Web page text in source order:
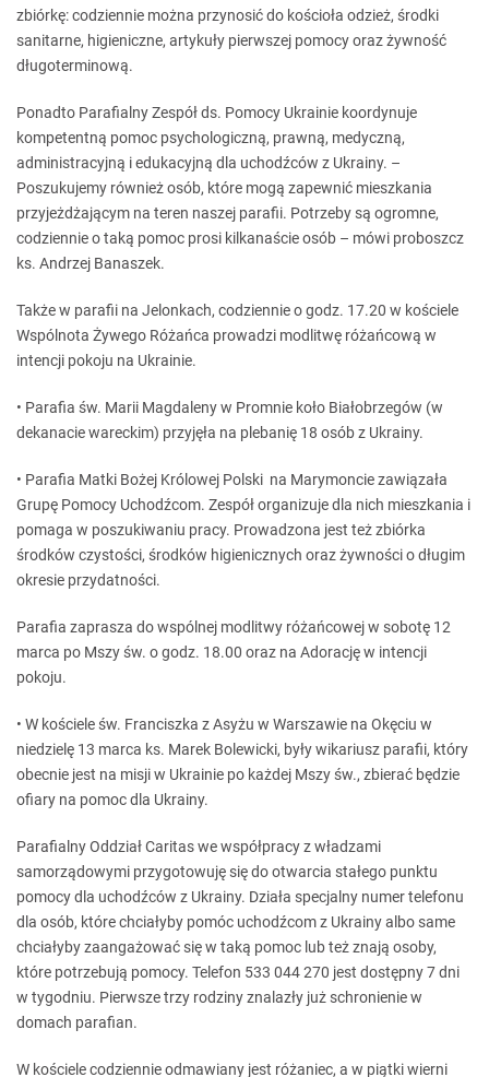
zbiórkę: codziennie można przynosić do kościoła odzież, środki
sanitarne, higieniczne, artykuły pierwszej pomocy oraz żywność
długoterminową.
Ponadto Parafialny Zespół ds. Pomocy Ukrainie koordynuje
kompetentną pomoc psychologiczną, prawną, medyczną,
administracyjną i edukacyjną dla uchodźców z Ukrainy. –
Poszukujemy również osób, które mogą zapewnić mieszkania
przyjeżdżającym na teren naszej parafii. Potrzeby są ogromne,
codziennie o taką pomoc prosi kilkanaście osób – mówi proboszcz
ks. Andrzej Banaszek.
Także w parafii na Jelonkach, codziennie o godz. 17.20 w kościele
Wspólnota Żywego Różańca prowadzi modlitwę różańcową w
intencji pokoju na Ukrainie.
• Parafia św. Marii Magdaleny w Promnie koło Białobrzegów (w
dekanacie wareckim) przyjęła na plebanię 18 osób z Ukrainy.
• Parafia Matki Bożej Królowej Polski na Marymoncie zawiązała
Grupę Pomocy Uchodźcom. Zespół organizuje dla nich mieszkania i
pomaga w poszukiwaniu pracy. Prowadzona jest też zbiórka
środków czystości, środków higienicznych oraz żywności o długim
okresie przydatności.
Parafia zaprasza do wspólnej modlitwy różańcowej w sobotę 12
marca po Mszy św. o godz. 18.00 oraz na Adorację w intencji
pokoju.
• W kościele św. Franciszka z Asyżu w Warszawie na Okęciu w
niedzielę 13 marca ks. Marek Bolewicki, były wikariusz parafii, który
obecnie jest na misji w Ukrainie po każdej Mszy św., zbierać będzie
ofiary na pomoc dla Ukrainy.
Parafialny Oddział Caritas we współpracy z władzami
samorządowymi przygotowuję się do otwarcia stałego punktu
pomocy dla uchodźców z Ukrainy. Działa specjalny numer telefonu
dla osób, które chciałyby pomóc uchodźcom z Ukrainy albo same
chciałyby zaangażować się w taką pomoc lub też znają osoby,
które potrzebują pomocy. Telefon 533 044 270 jest dostępny 7 dni
w tygodniu. Pierwsze trzy rodziny znalazły już schronienie w
domach parafian.
W kościele codziennie odmawiany jest różaniec, a w piątki wierni